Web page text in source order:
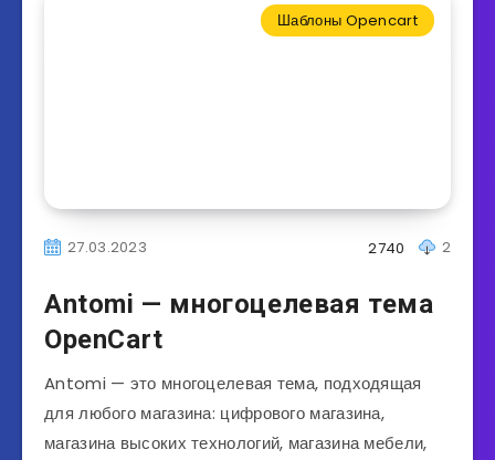
Шаблоны Opencart
27.03.2023 2
2740
Antomi — многоцелевая тема
OpenCart
Antomi — это многоцелевая тема, подходящая
для любого магазина: цифрового магазина,
магазина высоких технологий, магазина мебели,